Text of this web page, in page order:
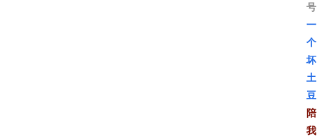
号
一
个
坏
土
豆
陪
我